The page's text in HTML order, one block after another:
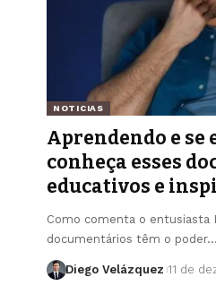
NOTICIAS
Aprendendo e se
conheça esses
educativos e
Como comenta o entusiasta
documentários têm o poder…
Diego Velázquez 11 de